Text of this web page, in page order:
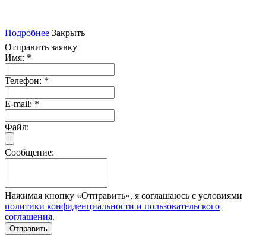
Подробнее Закрыть
Отправить заявку
Имя: *
Телефон: *
E-mail: *
Файл:
Сообщение:
Нажимая кнопку «Отправить», я соглашаюсь с условиями
политики конфиденциальности и пользовательского
соглашения.
Отправить